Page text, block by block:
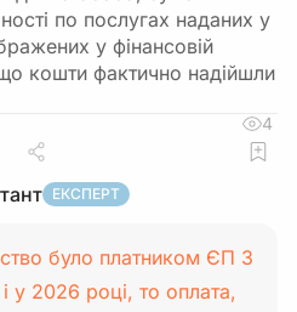
по послугах наданих у
у фінансовій
кошти фактично надійшли
4
ЕКСПЕРТ
було платником ЄП 3
у 2026 році, то оплата,